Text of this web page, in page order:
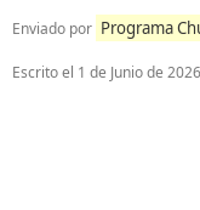
Enviado por Programa
Escrito el 1 de Junio de 2026